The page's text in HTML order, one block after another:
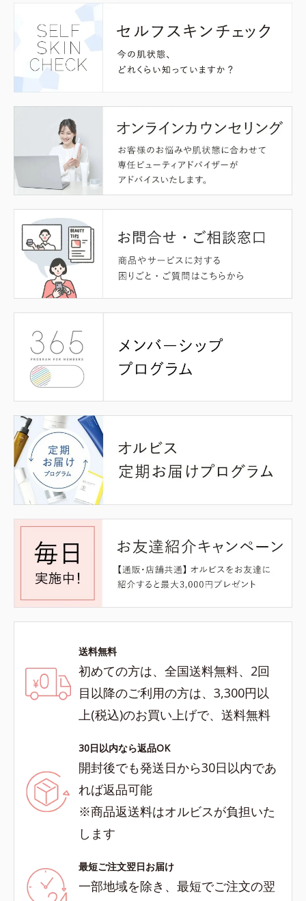
送料無料
初めての方は、全国送料無料、2回
目以降のご利用の方は、3,300円以
上(税込)のお買い上げで、送料無料
30日以内なら返品OK
開封後でも発送日から30日以内であ
れば返品可能
※商品返送料はオルビスが負担いた
します
最短ご注文翌日お届け
一部地域を除き、最短でご注文の翌